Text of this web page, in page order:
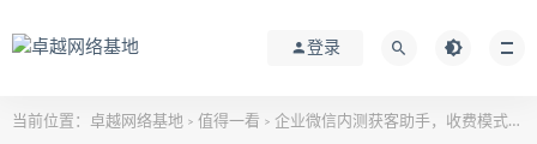
登录
当前位置： 卓越网络基地 > 值得一看 > 企业微信内测获客助手，收费模式引关注